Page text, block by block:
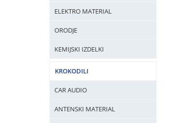
ELEKTRO MATERIAL
ORODJE
KEMIJSKI IZDELKI
KROKODILI
CAR AUDIO
ANTENSKI MATERIAL